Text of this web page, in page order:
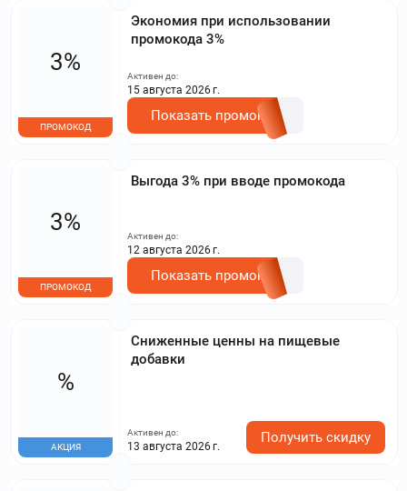
Экономия при использовании
промокода 3%
3%
ПРОМОКОД
Активен до:
15 августа 2026 г.
Показать промокод
Выгода 3% при вводе промокода
3%
ПРОМОКОД
Активен до:
12 августа 2026 г.
Показать промокод
Сниженные ценны на пищевые
добавки
%
АКЦИЯ
Активен до:
13 августа 2026 г.
Получить скидку